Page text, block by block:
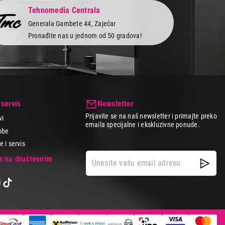
Tehnomedia Centrala
Generala Gambete 44, Zaječar
Pronađite nas u jednom od 50 gradova!
i servis
na društvenim
Newsletter
Prijavite se na naš newsletter i primajte preko
emaila specijalne i ekskluzivne ponude.